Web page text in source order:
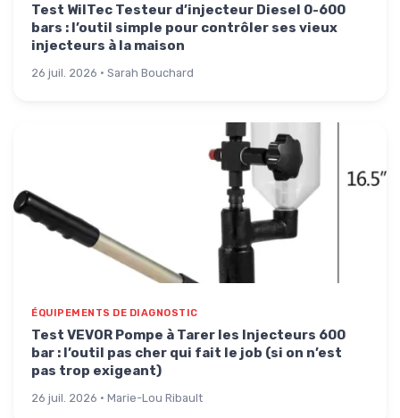
Test WilTec Testeur d’injecteur Diesel 0-600
bars : l’outil simple pour contrôler ses vieux
injecteurs à la maison
26 juil. 2026 · Sarah Bouchard
ÉQUIPEMENTS DE DIAGNOSTIC
Test VEVOR Pompe à Tarer les Injecteurs 600
bar : l’outil pas cher qui fait le job (si on n’est
pas trop exigeant)
26 juil. 2026 · Marie-Lou Ribault